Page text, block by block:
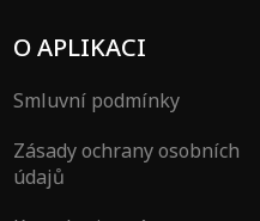
O APLIKACI
Smluvní podmínky
Zásady ochrany osobních
údajů